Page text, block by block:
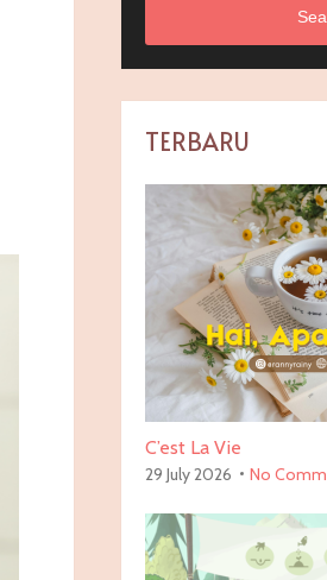
TERBARU
C’est La Vie
29 July 2026 No